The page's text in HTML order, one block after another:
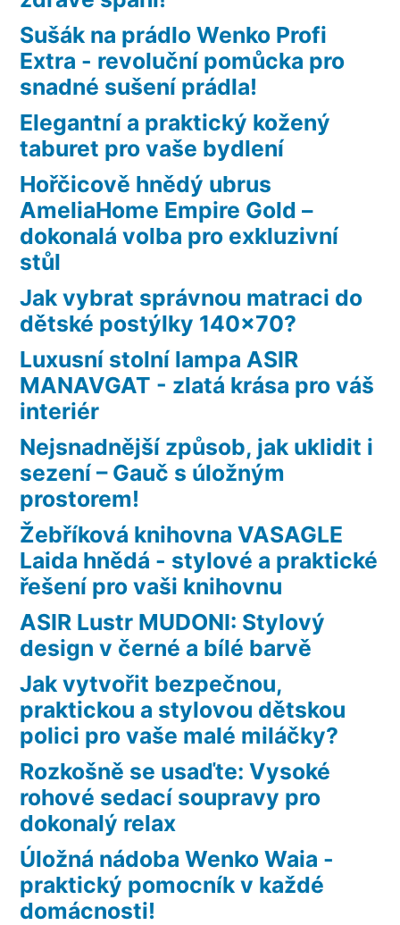
Sušák na prádlo Wenko Profi
Extra - revoluční pomůcka pro
snadné sušení prádla!
Elegantní a praktický kožený
taburet pro vaše bydlení
Hořčicově hnědý ubrus
AmeliaHome Empire Gold –
dokonalá volba pro exkluzivní
stůl
Jak vybrat správnou matraci do
dětské postýlky 140×70?
Luxusní stolní lampa ASIR
MANAVGAT - zlatá krása pro váš
interiér
Nejsnadnější způsob, jak uklidit i
sezení – Gauč s úložným
prostorem!
Žebříková knihovna VASAGLE
Laida hnědá - stylové a praktické
řešení pro vaši knihovnu
ASIR Lustr MUDONI: Stylový
design v černé a bílé barvě
Jak vytvořit bezpečnou,
praktickou a stylovou dětskou
polici pro vaše malé miláčky?
Rozkošně se usaďte: Vysoké
rohové sedací soupravy pro
dokonalý relax
Úložná nádoba Wenko Waia -
praktický pomocník v každé
domácnosti!